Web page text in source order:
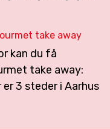
kan du få
take away:
er 3 steder i Aarhus